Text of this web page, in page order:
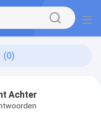
(0)
Achter